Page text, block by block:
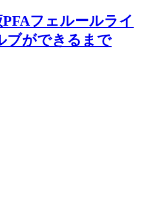
フェルールライ
ブができるまで